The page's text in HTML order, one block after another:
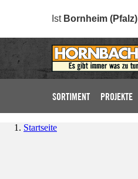
Ist Bornheim (Pfalz)
SORTIMENT PROJEKTE
Startseite